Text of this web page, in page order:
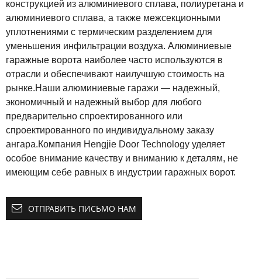
конструкцией из алюминиевого сплава, полиуретана и
алюминиевого сплава, а также межсекционными
уплотнениями с термическим разделением для
уменьшения инфильтрации воздуха. Алюминиевые
гаражные ворота наиболее часто используются в
отрасли и обеспечивают наилучшую стоимость на
рынке.Наши алюминиевые гаражи — надежный,
экономичный и надежный выбор для любого
предварительно спроектированного или
спроектированного по индивидуальному заказу
ангара.Компания Hengjie Door Technology уделяет
особое внимание качеству и вниманию к деталям, не
имеющим себе равных в индустрии гаражных ворот.
ОТПРАВИТЬ ПИСЬМО НАМ